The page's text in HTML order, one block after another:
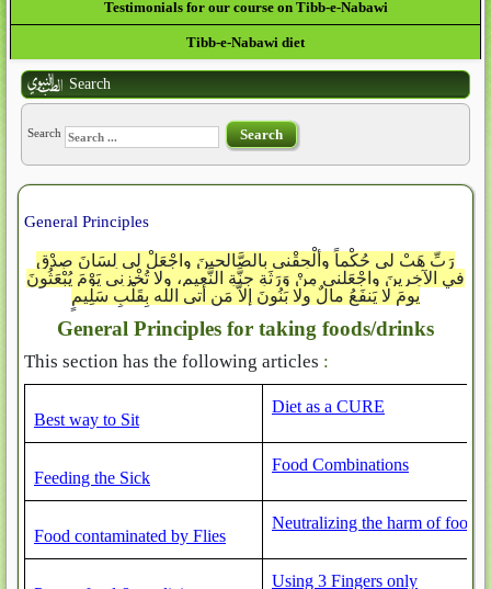
Testimonials for our course on Tibb-e-Nabawi
Tibb-e-Nabawi diet
Search
Search Search
General Principles
رَبِّ هَبْ لي حُكْماً وألْحِقْني بالصَّالحينَ واجْعَلْ لي لِسَانَ صِدْقٍ
في الآخِرينَ واجْعَلني مِنْ وَرَثَةِ جنَّةِ النَّعيمِ، ولا تُخْزِنِي يَوْمَ يُبْعَثُونَ
يومَ لا يَنفَعُ مالٌ ولا بَنُونَ إلاَّ مَن أتى الله بِقَلْبِ سَلِيمٍ
General Principles for taking foods/drinks
This section has the following articles :
Best way to Sit
Diet as a CURE
Feeding the Sick
Food Combinations
Food contaminated by Flies
Neutralizing the harm of foods
Using 3 Fingers only